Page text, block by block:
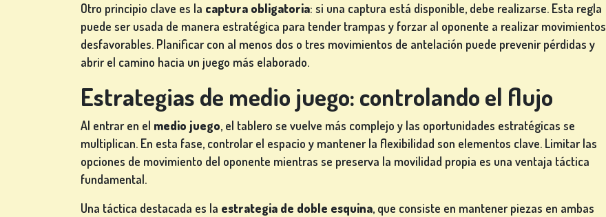
TRAGAPERRAS
REGÍSTRATE
Otro principio clave es la captura obligatoria: si una captura está disponible, debe realizarse. Esta regla
puede ser usada de manera estratégica para tender trampas y forzar al oponente a realizar movimientos
desfavorables. Planificar con al menos dos o tres movimientos de antelación puede prevenir pérdidas y
abrir el camino hacia un juego más elaborado.
Estrategias de medio juego: controlando el flujo
Al entrar en el medio juego, el tablero se vuelve más complejo y las oportunidades estratégicas se
multiplican. En esta fase, controlar el espacio y mantener la flexibilidad son elementos clave. Limitar las
opciones de movimiento del oponente mientras se preserva la movilidad propia es una ventaja táctica
fundamental.
Una táctica destacada es la estrategia de doble esquina, que consiste en mantener piezas en ambas